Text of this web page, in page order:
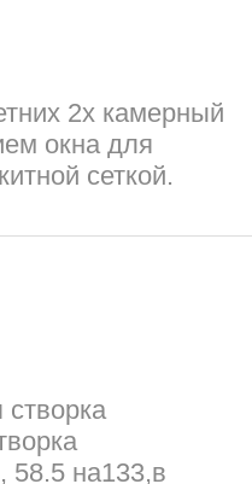
2х камерный
окна для
сеткой.
58.5 на133,в